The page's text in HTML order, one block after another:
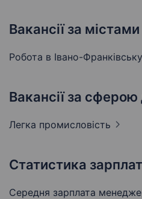
Вакансії за містами
Робота в Івано-Франківську
Вакансії за сферою
Легка промисловість
Статистика зарплат
Середня зарплата